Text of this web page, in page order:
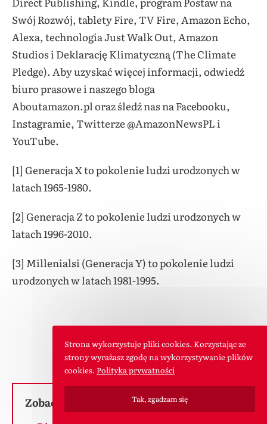
Swój Rozwój, tablety Fire, TV Fire, Amazon Echo,
Alexa, technologia Just Walk Out, Amazon
Studios i Deklarację Klimatyczną (The Climate
Pledge). Aby uzyskać więcej informacji, odwiedź
biuro prasowe i naszego bloga
Aboutamazon.pl oraz śledź nas na Facebooku,
Instagramie, Twitterze @AmazonNewsPL i
YouTube.
[1] Generacja X to pokolenie ludzi urodzonych w
latach 1965-1980.
[2] Generacja Z to pokolenie ludzi urodzonych w
latach 1996-2010.
[3] Millenialsi (Generacja Y) to pokolenie ludzi
urodzonych w latach 1981-1995.
Źródło informacji: Amazon
Zobacz inne wpisy o tej tematyce:
Strona wykorzystuje pliki cookies. Korzystając ze
strony wyrażasz zgodę na wykorzystywanie plików
cookies. Polityka prywatności
Tak, zgadzam się